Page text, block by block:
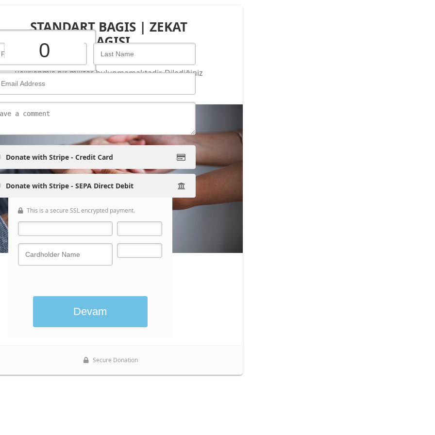
STANDART BAGIS | ZEKAT
BAGISI
Belirlenmis bir miktar bulunmamaktadir. Dilediğiniz
bağış miktarında seçim yapıp ilerliyebilirsiniz.
Devam
Donate with Stripe - Credit Card
Donate with Stripe - SEPA Direct Debit
This is a secure SSL encrypted payment.
Secure Donation